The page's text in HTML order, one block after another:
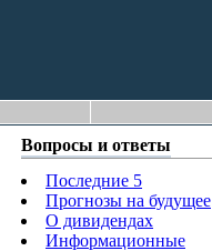
Вопросы и ответы
Последние 5
Прогнозы на будущее
О дивидендах
Информационные